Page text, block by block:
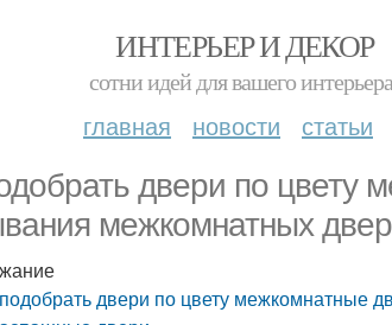
ИНТЕРЬЕР И ДЕКОР
сотни идей для вашего
главная новости статьи
двери по
межкомнатных
двери по цвету межкомнатные